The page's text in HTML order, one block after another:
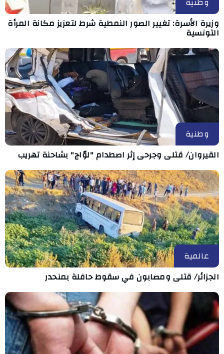
وزيرة الأسرة: تغيير الصور النمطية شرط لتعزيز مكانة المرأة
التونسية
وطنية
القيروان/ قتلى وجرحى إثر اصطدام "لوّاج" بشاحنة تهريب
عالمية
الجزائر/ قتلى ومصابون في سقوط حافلة بمنحدر